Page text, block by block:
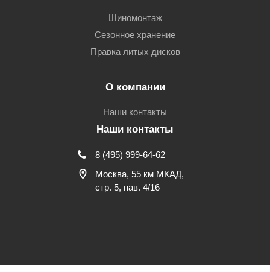
Шиномонтаж
Сезонное хранение
Правка литых дисков
О компании
Наши контакты
Наши контакты
8 (495) 999-64-62
Москва, 55 км МКАД,
стр. 5, пав. 4/16